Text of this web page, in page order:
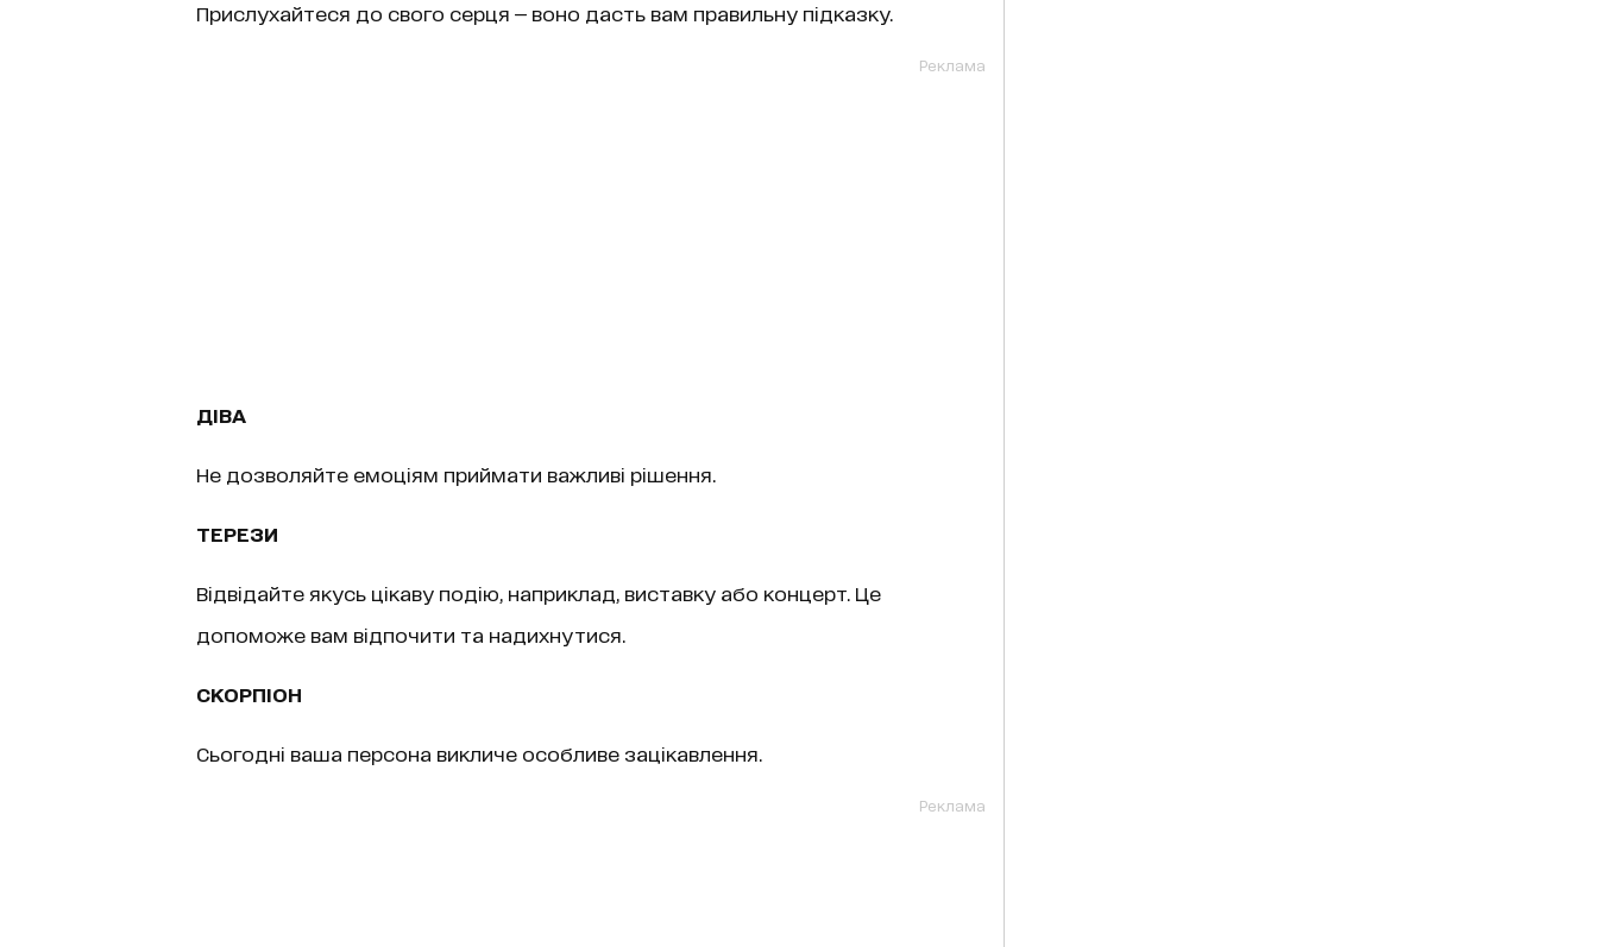
Прислухайтеся до свого серця — воно дасть вам правильну підказку.
Реклама
ДІВА
Не дозволяйте емоціям приймати важливі рішення.
ТЕРЕЗИ
Відвідайте якусь цікаву подію, наприклад, виставку або концерт. Це
допоможе вам відпочити та надихнутися.
СКОРПІОН
Сьогодні ваша персона викличе особливе зацікавлення.
Реклама